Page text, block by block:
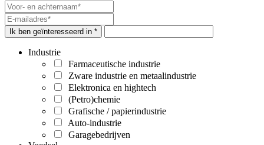
Ik ben geïnteresseerd in *
Industrie
Farmaceutische industrie
Zware industrie en metaalindustrie
Elektronica en hightech
(Petro)chemie
Grafische / papierindustrie
Auto-industrie
Garagebedrijven